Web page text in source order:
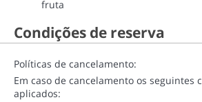
fruta
Condições de reserva
Políticas de cancelamento:
Em caso de cancelamento os seguintes
aplicados: